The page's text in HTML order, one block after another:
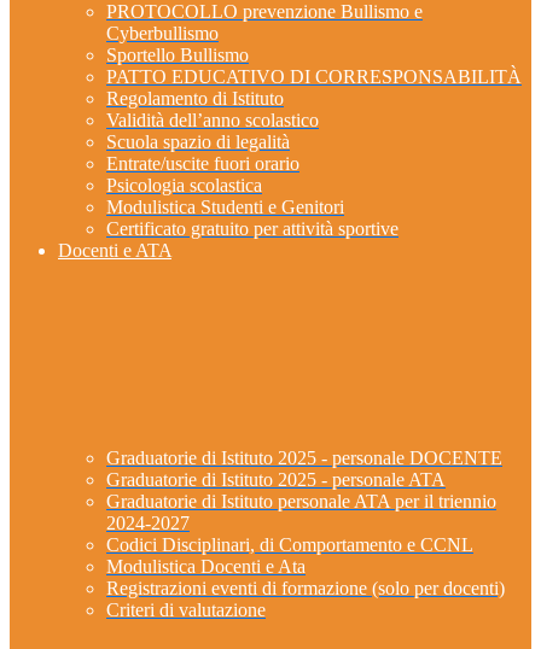
PROTOCOLLO prevenzione Bullismo e
Cyberbullismo
Sportello Bullismo
PATTO EDUCATIVO DI CORRESPONSABILITÀ
Regolamento di Istituto
Validità dell’anno scolastico
Scuola spazio di legalità
Entrate/uscite fuori orario
Psicologia scolastica
Modulistica Studenti e Genitori
Certificato gratuito per attività sportive
Docenti e ATA
Graduatorie di Istituto 2025 - personale DOCENTE
Graduatorie di Istituto 2025 - personale ATA
Graduatorie di Istituto personale ATA per il triennio
2024-2027
Codici Disciplinari, di Comportamento e CCNL
Modulistica Docenti e Ata
Registrazioni eventi di formazione (solo per docenti)
Criteri di valutazione